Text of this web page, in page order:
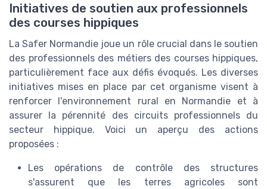
Initiatives de soutien aux professionnels
des courses hippiques
La Safer Normandie joue un rôle crucial dans le soutien
des professionnels des métiers des courses hippiques,
particulièrement face aux défis évoqués. Les diverses
initiatives mises en place par cet organisme visent à
renforcer l'environnement rural en Normandie et à
assurer la pérennité des circuits professionnels du
secteur hippique. Voici un aperçu des actions
proposées :
Les opérations de contrôle des structures
s'assurent que les terres agricoles sont